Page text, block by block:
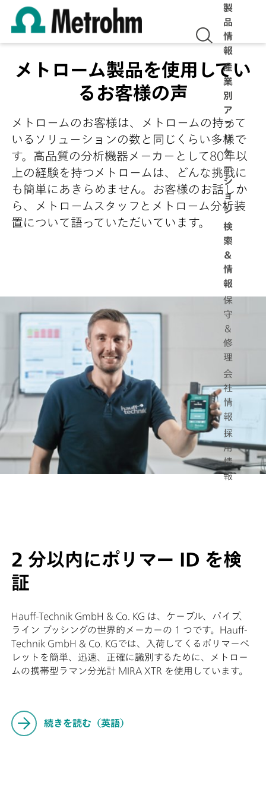
製
品
情
報
産
業
別
ア
プ
リ
ケ
ー
シ
ョ
ン
検
索
＆
情
報
保
守
＆
修
理
会
社
情
報
採
用
情
報
メトローム製品を使用してい
るお客様の声
メトロームのお客様は、メトロームの持って
いるソリューションの数と同じくらい多様で
す。高品質の分析機器メーカーとして80年以
上の経験を持つメトロームは、どんな挑戦に
も簡単にあきらめません。お客様のお話しか
ら、メトロームスタッフとメトローム分析装
置について語っていただいています。
2 分以内にポリマー ID を検
証
Hauff-Technik GmbH & Co. KG は、ケーブル、パイプ、
ライン ブッシングの世界的メーカーの 1 つです。Hauff-
Technik GmbH & Co. KGでは、入荷してくるポリマーペ
レットを簡単、迅速、正確に識別するために、メトロー
ムの携帯型ラマン分光計 MIRA XTR を使用しています。
続きを読む（英語）